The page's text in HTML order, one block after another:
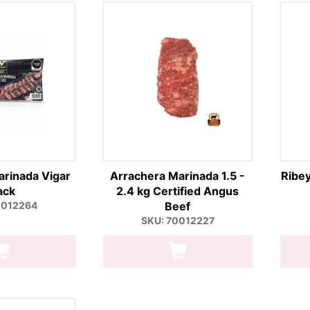
Vigar
Arrachera Marinada 1.5 -
2.4 kg Certified Angus
Beef
SKU: 70012227